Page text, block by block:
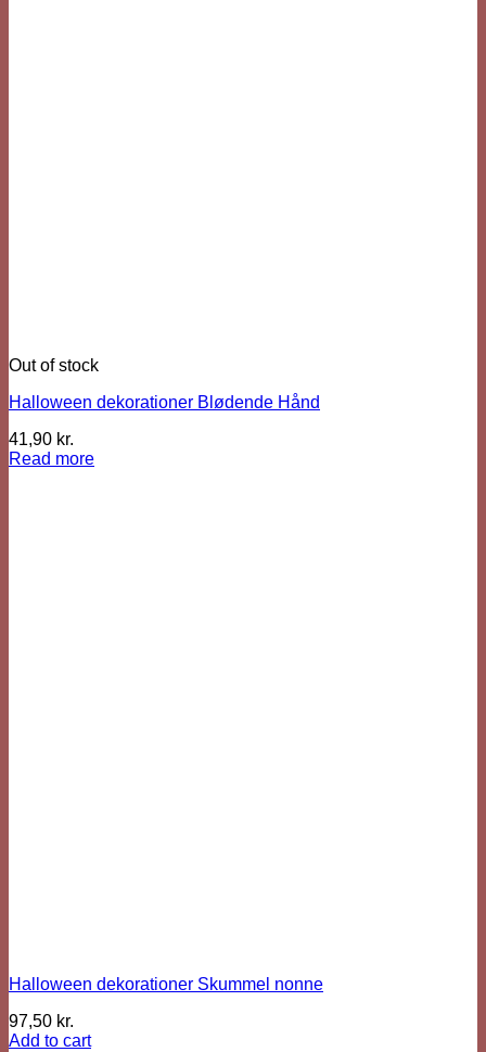
Out of stock
Halloween dekorationer Blødende Hånd
41,90 kr.
Read more
Halloween dekorationer Skummel nonne
97,50 kr.
Add to cart